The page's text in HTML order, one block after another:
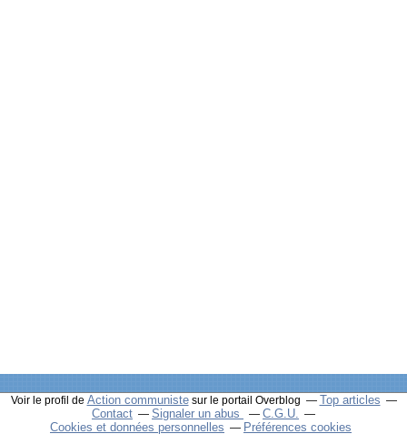
Voir le profil de Action communistesur le portail Overblog
Top articles
Contact
Signaler un abus
C.G.U.
Cookies et données personnelles
Préférences cookies